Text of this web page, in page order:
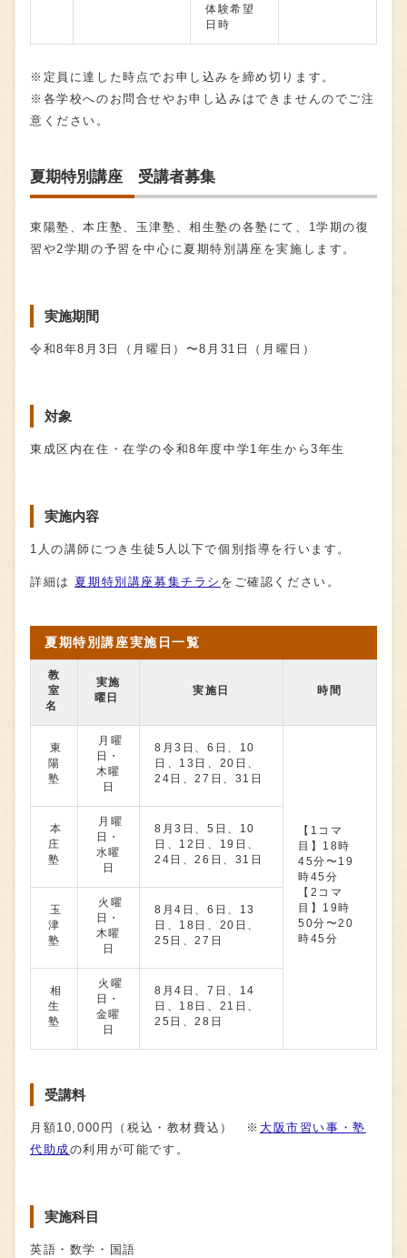
体験希望
日時
※定員に達した時点でお申し込みを締め切ります。
※各学校へのお問合せやお申し込みはできませんのでご注
意ください。
夏期特別講座 受講者募集
東陽塾、本庄塾、⽟津塾、相⽣塾の各塾にて、1学期の復
習や2学期の予習を中⼼に夏期特別講座を実施します。
実施期間
令和8年8⽉3⽇（月曜⽇）〜8⽉31⽇（月曜⽇）
対象
東成区内在住・在学の令和8年度中学1年⽣から3年⽣
実施内容
1⼈の講師につき⽣徒5⼈以下で個別指導を⾏います。
詳細は 夏期特別講座募集チラシ をご確認ください。
夏期特別講座実施⽇一覧
教
室
名
実施
曜日
実施日 時間
東
陽
塾
月曜
日・
木曜
日
8月3日、6日、10
日、13日、20日、
24日、27日、31日
【1コマ
⽬】18時
45分〜19
時45分
【2コマ
⽬】19時
50分〜20
時45分
本
庄
塾
月曜
日・
水曜
日
8月3日、5日、10
日、12日、19日、
24日、26日、31日
玉
津
塾
火曜
日・
木曜
日
8月4日、6日、13
日、18日、20日、
25日、27日
相
生
塾
火曜
日・
金曜
日
8月4日、7日、14
日、18日、21日、
25日、28日
受講料
月額10,000円（税込・教材費込） ※ 大阪市習い事・塾
代助成の利用が可能です。
実施科目
英語・数学・国語